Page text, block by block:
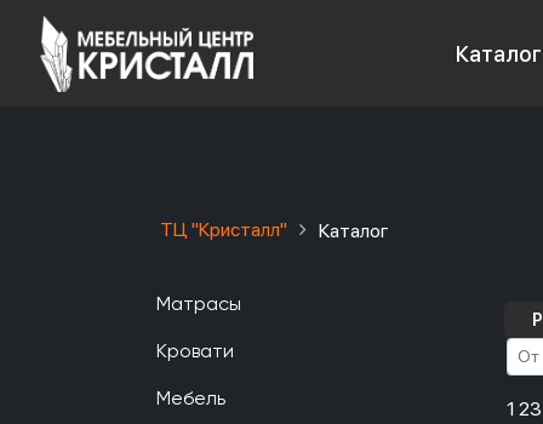
Каталог
ТЦ "Кристалл" Каталог
Матрасы
Кровати
Мебель
1